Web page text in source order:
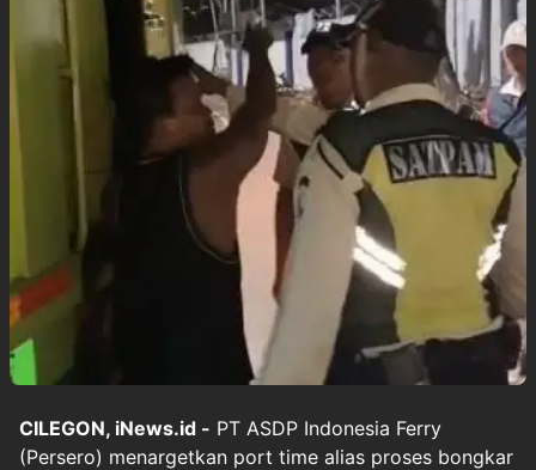
CILEGON, iNews.id - PT ASDP Indonesia Ferry
(Persero) menargetkan port time alias proses bongkar